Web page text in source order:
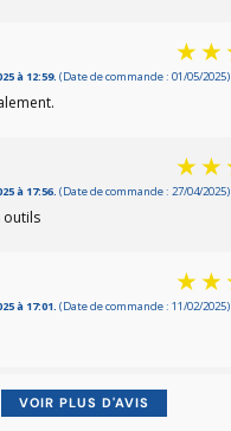
à 12:59. (Date de commande : 01/05/2025)
à 17:56. (Date de commande : 27/04/2025)
outils
à 17:01. (Date de commande : 11/02/2025)
à 21:11.(Date de commande : 13/01/2025)
VOIR PLUS D'AVIS